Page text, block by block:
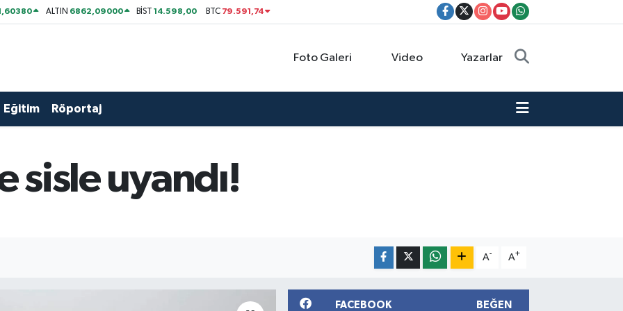
ALTIN 6862,09000 BİST14.598,00 BTC 79.591,74
Foto Galeri Video Yazarlar
Eğitim Röportaj
sisle uyandı!
A- A+
FACEBOOK BEĞEN